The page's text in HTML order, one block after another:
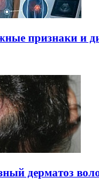
признаки и
дерматоз